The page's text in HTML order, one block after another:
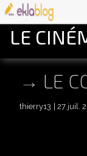
LE
LE
thierry13 27 juil.